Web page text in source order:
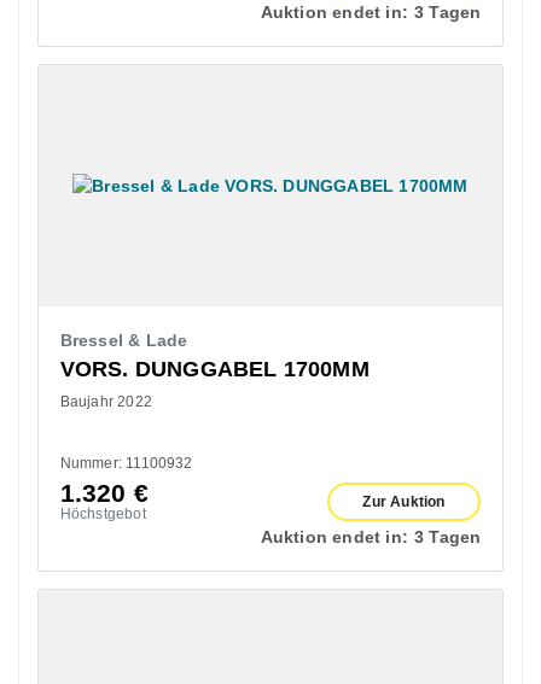
Auktion endet in: 3 Tagen
Bressel & Lade
VORS. DUNGGABEL 1700MM
Baujahr 2022
Nummer: 11100932
1.320 €
Höchstgebot
Zur Auktion
Auktion endet in: 3 Tagen